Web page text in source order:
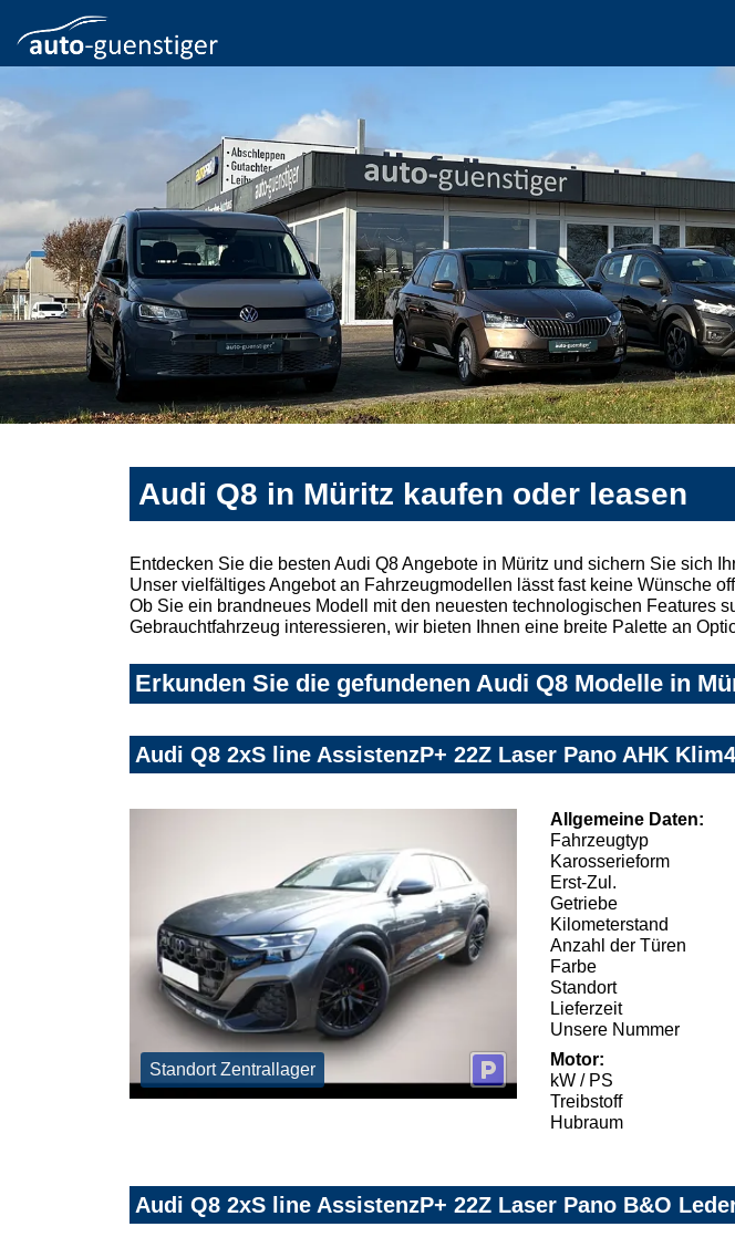
Audi Q8 in Müritz kaufen oder leasen
Entdecken Sie die besten Audi Q8 Angebote in Müritz und sichern Sie sich
Unser vielfältiges Angebot an Fahrzeugmodellen lässt fast keine Wünsche
Ob Sie ein brandneues Modell mit den neuesten technologischen Features
Gebrauchtfahrzeug interessieren, wir bieten Ihnen eine breite Palette an
Erkunden Sie die gefundenen Audi Q8 Modelle in
Audi Q8 2xS line AssistenzP+ 22Z Laser Pano AHK Klim4
Standort Zentrallager
Allgemeine Daten:
Fahrzeugtyp
Karosserieform
Erst-Zul.
Getriebe
Kilometerstand
Anzahl der Türen
Farbe
Standort
Lieferzeit
Unsere Nummer
Motor:
kW / PS
Treibstoff
Hubraum
Audi Q8 2xS line AssistenzP+ 22Z Laser Pano B&O